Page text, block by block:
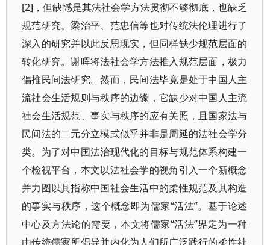
[2]，但缺憾是其法社会学方法贯彻不够彻底，也缺乏
规范研究。梁治平、范忠信等也对传统法伦理进行了
深入的研究并以此反思现实，但同样缺少规范层面的
转化研究。谢晖将法社会学方法推入规范层面，极力
倡推民间法研究。然而，民间法毕竟是处于中国人主
流社会生活规则与秩序的边缘，它缺少对中国人主流
社会生活规范、事实与秩序的应有关照，且国家法与
民间法的二元分立模式似乎并非是周延的法社会学分
类。为了对中国法治现代化的目标与规范体系构建一
个检视平台，本文以法社会学的视角引入一个新概念
并力图以其指称中国社会生活中的柔性规范及其构造
的事实与秩序，这个概念即为儒家“活法”。基于论述
中心及方法论的需要，本文将儒家“活法”界定为一种
由传统儒家所倡导并内化为人们所广泛践行的柔性社